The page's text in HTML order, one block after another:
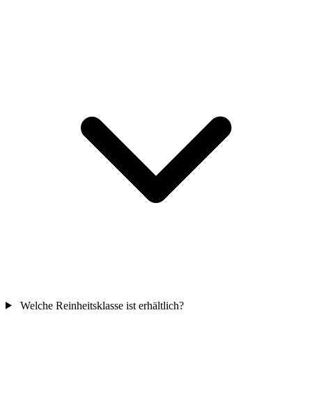
Welche Reinheitsklasse ist erhältlich?